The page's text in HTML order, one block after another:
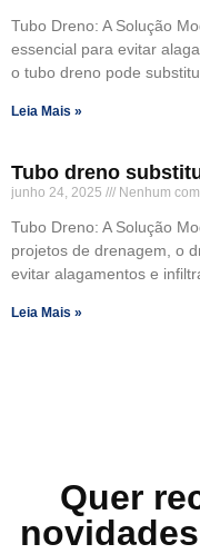
Tubo Dreno: A Solução
essencial para evitar
o tubo dreno pode
Leia Mais »
Tubo dreno
junho 24, 2025 Nenhum
Tubo Dreno: A Solução
projetos de drenagem, o
evitar alagamentos e
Leia Mais »
Quer